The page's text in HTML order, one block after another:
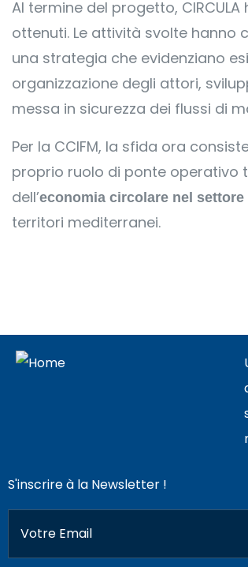
Al termine del progetto,
ottenuti. Le attività svolte hanno
una strategia che evidenziano
organizzazione degli attori,
messa in sicurezza dei flussi di
Per la CCIFM, la sfida ora
proprio ruolo di ponte operativo
dell’economia circolare nel
territori mediterranei.
S'inscrire à la Newsletter !